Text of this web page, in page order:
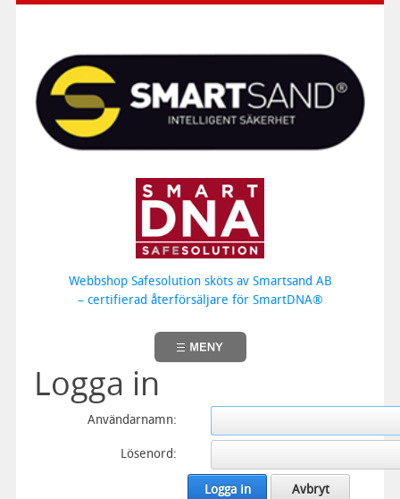
Webbshop Safesolution sköts av Smartsand AB
– certifierad återförsäljare för SmartDNA®
Logga in
Användarnamn:
Lösenord:
Logga in Avbryt